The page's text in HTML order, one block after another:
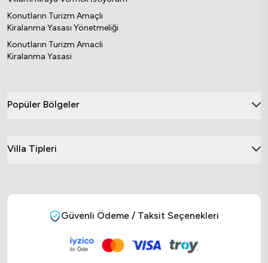
Konutların Turizm Amaçlı
Kiralanma Yasası Yönetmeliği
Konutların Turizm Amacli
Kiralanma Yasasi
Popüler Bölgeler
Villa Tipleri
Güvenli Ödeme / Taksit Seçenekleri